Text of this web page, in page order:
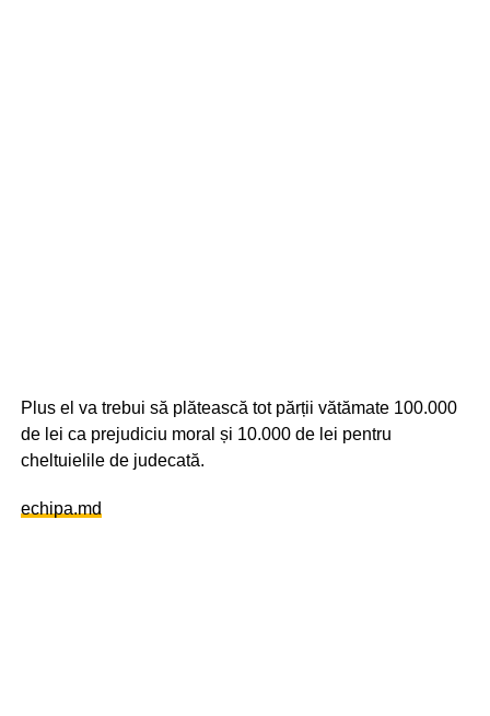
Plus el va trebui să plătească tot părții vătămate 100.000
de lei ca prejudiciu moral și 10.000 de lei pentru
cheltuielile de judecată.
echipa.md